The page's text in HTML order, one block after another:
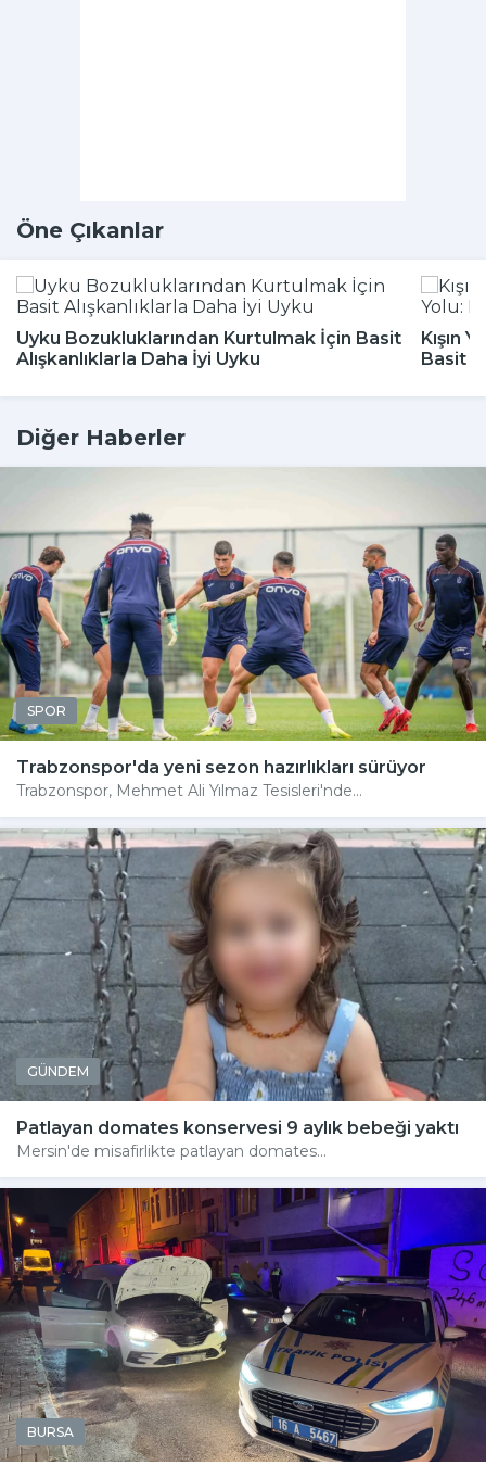
Öne Çıkanlar
Uyku Bozukluklarından Kurtulmak İçin Basit
Alışkanlıklarla Daha İyi Uyku
Kışın
Basit
Diğer Haberler
SPOR
Trabzonspor'da yeni sezon hazırlıkları sürüyor
Trabzonspor, Mehmet Ali Yılmaz Tesisleri'nde...
GÜNDEM
Patlayan domates konservesi 9 aylık bebeği yaktı
Mersin'de misafirlikte patlayan domates...
BURSA